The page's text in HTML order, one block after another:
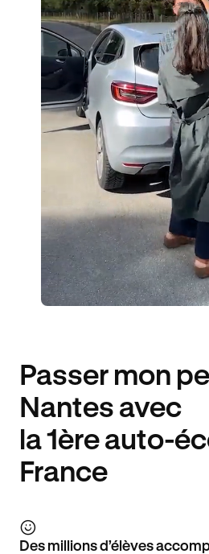
Passer mon
Nantes avec
la 1ère auto-
France
Des millions d’élèves